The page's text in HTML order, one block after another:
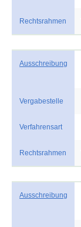
Rechtsrahmen
Ausschreibung
Vergabestelle
Verfahrensart
Rechtsrahmen
Ausschreibung